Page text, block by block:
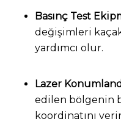
Basınç Test
değişimleri
yardımcı olur.
Lazer
edilen bölgenin
koordinatını